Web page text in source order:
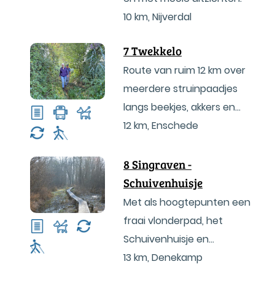
10 km, Nijverdal
7 Twekkelo
Route van ruim 12 km over
meerdere struinpaadjes
langs beekjes, akkers en
weilanden door
12 km, Enschede
8 Singraven -
Schuivenhuisje
Met als hoogtepunten een
fraai vlonderpad, het
Schuivenhuisje en
Landgoed Singraven.
13 km, Denekamp